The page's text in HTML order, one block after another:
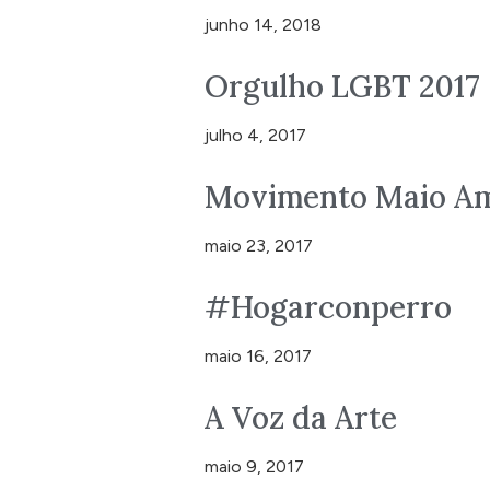
junho 14, 2018
Orgulho LGBT 2017
julho 4, 2017
Movimento Maio
maio 23, 2017
#Hogarconperro
maio 16, 2017
A Voz da Arte
maio 9, 2017